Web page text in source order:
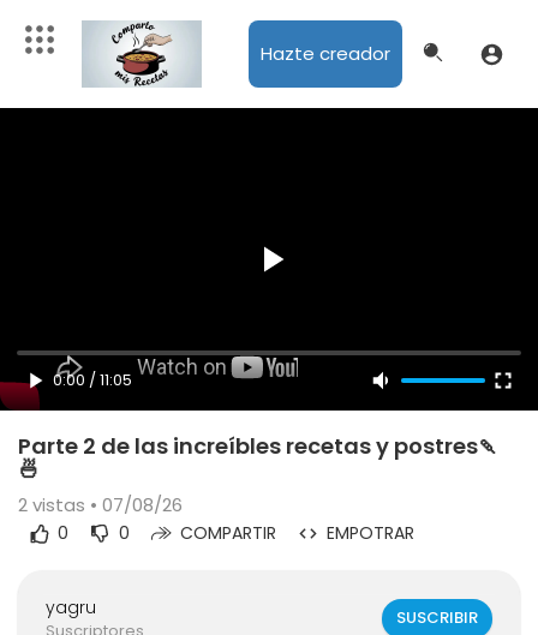
Hazte creador
0:00 /11:05
Parte 2 de las increíbles recetas y postres🍡
🍜
2vistas • 07/08/26
0 0 COMPARTIR EMPOTRAR
yagru SUSCRIBIR